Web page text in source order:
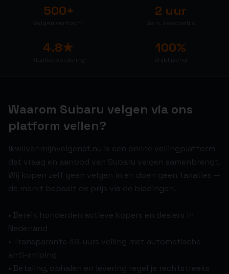
500+ 2 uur
4.8★ 100%
Waarom Subaru velgen via ons
platform veilen?
ikwilvanmijnvelgenaf.nu is een online veilingplatform
dat vraag en aanbod van Subaru velgen samenbrengt.
Wij kopen zelf geen velgen in en doen geen taxaties —
de markt bepaalt de prijs via de biedingen.
• Bereik honderden actieve kopers en dealers in
Nederland
• Transparante 48-uurs veiling met automatische
anti-sniping
• Betaling, ophalen en levering regel je rechtstreeks